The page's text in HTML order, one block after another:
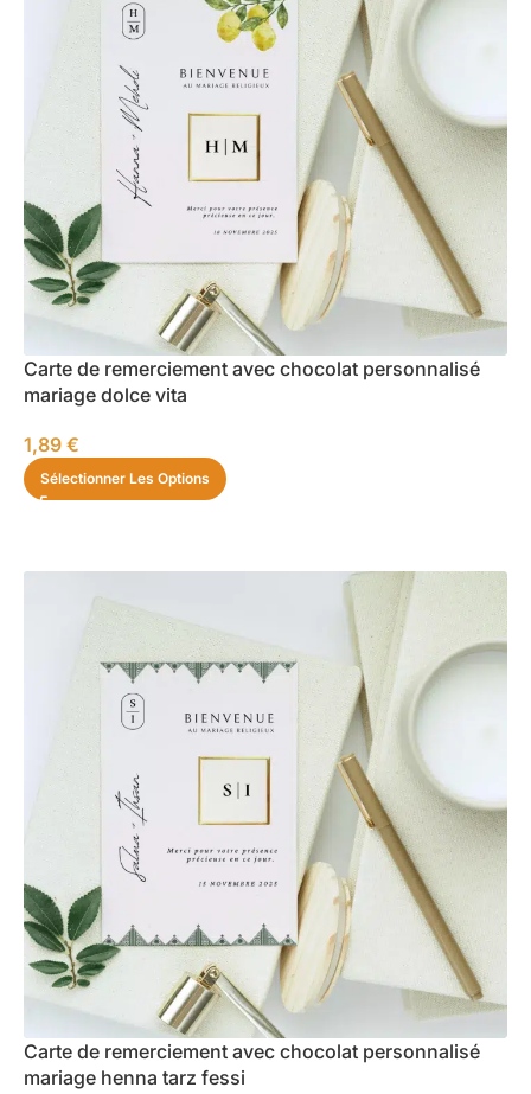
Carte de remerciement avec chocolat personnalisé
mariage dolce vita
1,89 €
Sélectionner Les Options
Carte de remerciement avec chocolat personnalisé
mariage henna tarz fessi